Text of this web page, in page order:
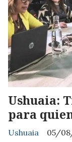
Ushuaia:
para
Ushuaia
05/